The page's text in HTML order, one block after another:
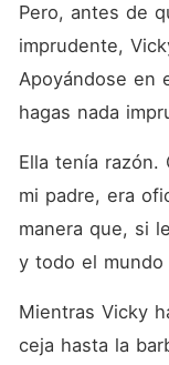
Pero, antes de
imprudente,
Apoyándose en
hagas nada
Ella tenía razón.
mi padre, era
manera que, si
y todo el mundo
Mientras Vicky
ceja hasta la